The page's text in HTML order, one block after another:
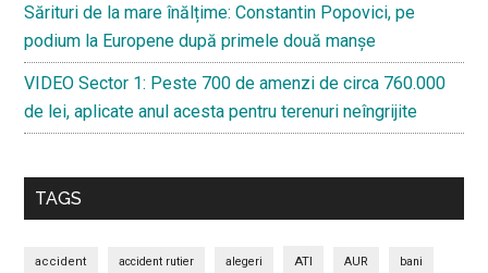
Sărituri de la mare înălțime: Constantin Popovici, pe
podium la Europene după primele două manșe
VIDEO Sector 1: Peste 700 de amenzi de circa 760.000
de lei, aplicate anul acesta pentru terenuri neîngrijite
TAGS
accident accident rutier alegeri ATI AUR bani